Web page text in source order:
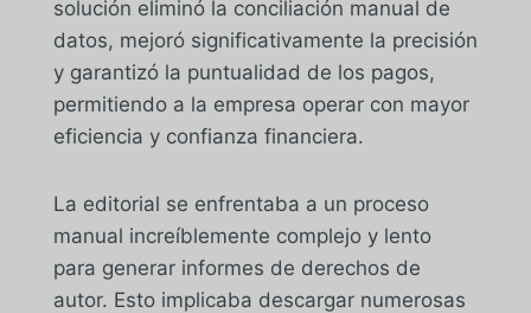
solución eliminó la conciliación manual de
datos, mejoró significativamente la precisión
y garantizó la puntualidad de los pagos,
permitiendo a la empresa operar con mayor
eficiencia y confianza financiera.
La editorial se enfrentaba a un proceso
manual increíblemente complejo y lento
para generar informes de derechos de
autor. Esto implicaba descargar numerosas